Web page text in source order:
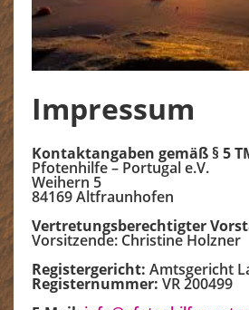
Regenbogenbrücke
Wissenswertes
Kontakt
Datenschutzerklärung
Impressum
Impressum
Kontaktangaben gemäß § 5
Pfotenhilfe – Portugal e.V.
Weihern 5
84169 Altfraunhofen
Vertretungsberechtigter
Vorsitzende: Christine Holzner
Registergericht: Amtsgericht
Registernummer: VR 200499